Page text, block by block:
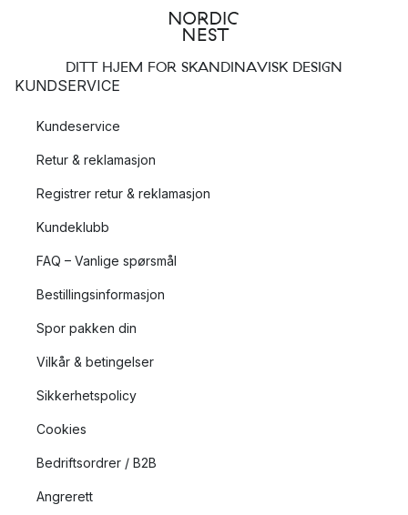
DITT HJEM FOR SKANDINAVISK DESIGN
KUNDSERVICE
Kundeservice
Retur & reklamasjon
Registrer retur & reklamasjon
Kundeklubb
FAQ – Vanlige spørsmål
Bestillingsinformasjon
Spor pakken din
Vilkår & betingelser
Sikkerhetspolicy
Cookies
Bedriftsordrer / B2B
Angrerett